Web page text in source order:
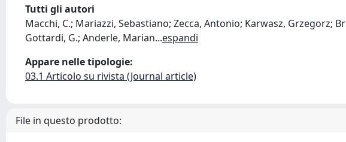
Tutti gli autori
Macchi, C.; Mariazzi, Sebastiano; Zecca, Antonio; Karwasz, Grzegorz;
Gottardi, G.; Anderle, Marian...espandi
Appare nelle tipologie:
03.1 Articolo su rivista (Journal article)
File in questo prodotto: